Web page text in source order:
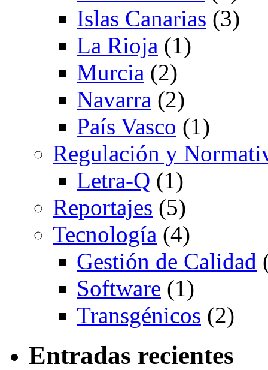
Islas Canarias (3)
La Rioja (1)
Murcia (2)
Navarra (2)
País Vasco (1)
Regulación y
Letra-Q (1)
Reportajes (5)
Tecnología (4)
Gestión de Calidad
Software (1)
Transgénicos (2)
Entradas recientes